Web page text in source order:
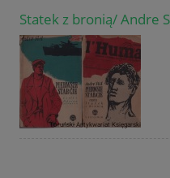
Statek z bronią/ Andre